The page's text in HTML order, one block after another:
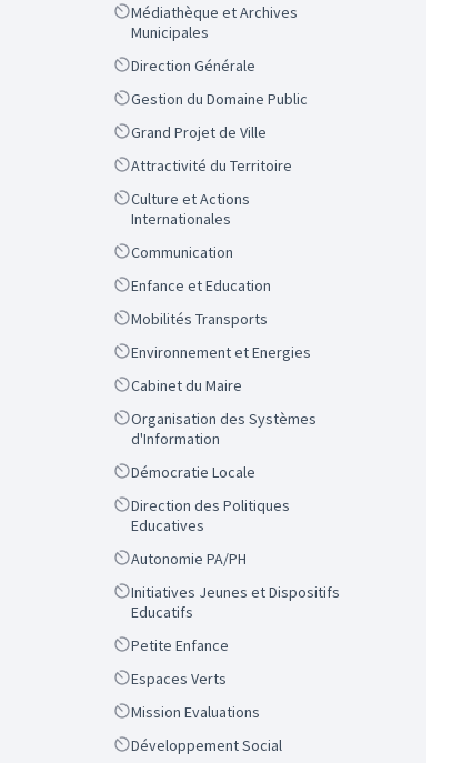
Scope
Médiathèque et Archives
Municipales
ScopeDirection Générale
ScopeGestion du Domaine Public
ScopeGrand Projet de Ville
ScopeAttractivité du Territoire
Scope
Culture et Actions
Internationales
ScopeCommunication
ScopeEnfance et Education
ScopeMobilités Transports
ScopeEnvironnement et Energies
ScopeCabinet du Maire
Scope
Organisation des Systèmes
d'Information
ScopeDémocratie Locale
Scope
Direction des Politiques
Educatives
ScopeAutonomie PA/PH
Scope
Initiatives Jeunes et Dispositifs
Educatifs
ScopePetite Enfance
ScopeEspaces Verts
ScopeMission Evaluations
ScopeDéveloppement Social